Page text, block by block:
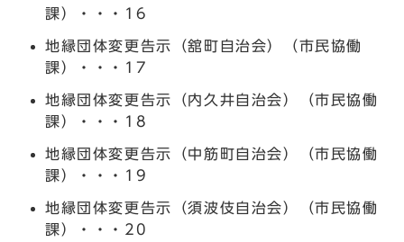
課）・・・16
地縁団体変更告示（舘町自治会）（市民協働
課）・・・17
地縁団体変更告示（内久井自治会）（市民協働
課）・・・18
地縁団体変更告示（中筋町自治会）（市民協働
課）・・・19
地縁団体変更告示（須波伎自治会）（市民協働
課）・・・20